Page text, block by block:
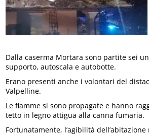
Dalla caserma Mortara sono partite sei
supporto, autoscala e autobotte.
Erano presenti anche i volontari del
Valpelline.
Le fiamme si sono propagate e hanno
tetto in legno attigua alla canna fumaria.
Fortunatamente, l’agibilità